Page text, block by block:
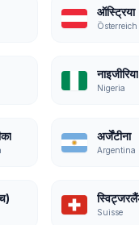
ऑस्ट्रिया
Österreich
नाइजीरिया
Nigeria
अर्जेंटीना
Argentina
Suisse